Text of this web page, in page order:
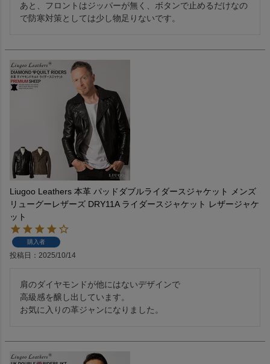
あと、フロントはジッパーが無く、ボタンで止めるだけなの
で防寒対策としては少し物足りないです。
Liugoo Leathers 本革 パッドダブルライダースジャケット メンズ
リューグーレザーズ DRY11A ライダースジャケット レザージャケ
ット
購入者
投稿日 2025/10/14
肩のダイヤモンドが他にはないデザインで
高級感を醸し出しています。
お気に入りの革ジャンになりました。